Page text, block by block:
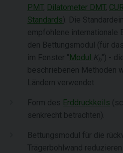
PMT, Dilatometer DMT,
Standards). Die
empfohlene internationale
den Bettungsmodul (für
im Fenster "Modul Kh ") -
beschriebenen Methoden
Ländern verwendet.
Form des Erddruckkeils
senkrecht betrachten).
Bettungsmodul für die
Trägerbohlwand